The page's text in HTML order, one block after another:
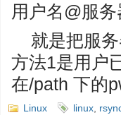
用户名@服
就是把服
方法1是用户
在/path 下的
Linux linux